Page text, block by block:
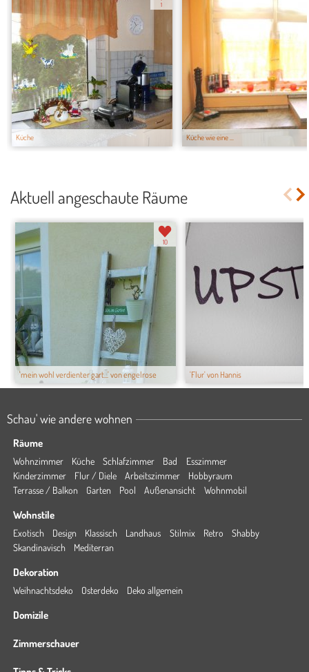
Küche
1
Küche wie eine ...
Aktuell angeschaute Räume
'mein wohl verdienter gart...' von engelrose
10
'Flur' von Hannis
Schau' wie andere wohnen
Räume
Wohnzimmer Küche Schlafzimmer Bad
Esszimmer
Kinderzimmer
Flur / Diele Arbeitszimmer
Hobbyraum
Terrasse / Balkon
Garten Pool Außenansicht Wohnmobil
Wohnstile
Exotisch Design Klassisch Landhaus Stilmix Retro
Shabby
Skandinavisch
Mediterran
Dekoration
Weihnachtsdeko Osterdeko Deko allgemein
Domizile
Zimmerschauer